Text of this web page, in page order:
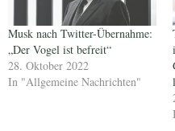
Musk nach Twitter-Übernahme:
„Der Vogel ist befreit“
28. Oktober 2022
In "Allgemeine Nachrichten"